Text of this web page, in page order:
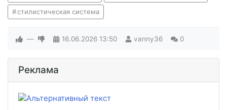
стилистическая система
— 16.06.2026 13:50 vanny36 0
Реклама